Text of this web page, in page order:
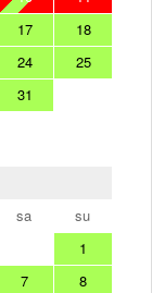
17
18
24
25
31
sa
su
1
7
8